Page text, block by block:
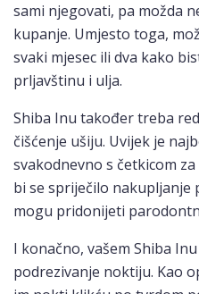
sami njegovati, pa možda
kupanje. Umjesto toga,
svaki mjesec ili dva kako
prljavštinu i ulja.
Shiba Inu također treba
čišćenje ušiju. Uvijek je
svakodnevno s četkicom
bi se spriječilo nakupljanje
mogu pridonijeti
I konačno, vašem Shiba
podrezivanje noktiju. Kao